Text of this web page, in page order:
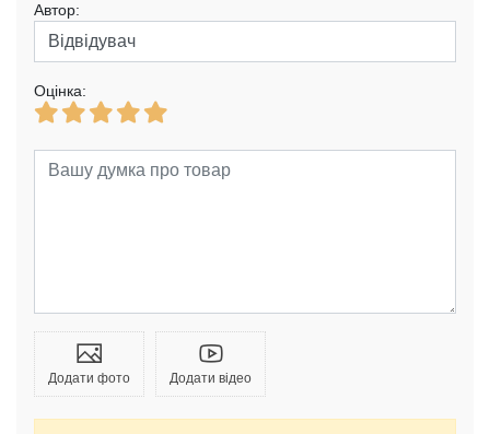
Автор:
Оцінка:
Додати фото Додати відео